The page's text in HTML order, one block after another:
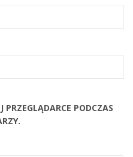
PODCZAS